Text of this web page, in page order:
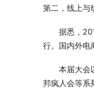
第二，线上与
据悉，
行。国内外电
本届大会
邦疯人会等系